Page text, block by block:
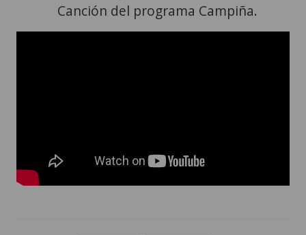
Canción del programa Campiña.